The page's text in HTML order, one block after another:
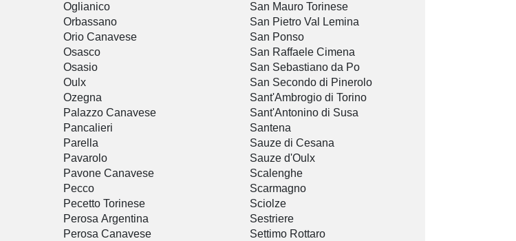
Oglianico
Orbassano
Orio Canavese
Osasco
Osasio
Oulx
Ozegna
Palazzo Canavese
Pancalieri
Parella
Pavarolo
Pavone Canavese
Pecco
Pecetto Torinese
Perosa Argentina
Perosa Canavese
San Mauro Torinese
San Pietro Val Lemina
San Ponso
San Raffaele Cimena
San Sebastiano da Po
San Secondo di Pinerolo
Sant'Ambrogio di Torino
Sant'Antonino di Susa
Santena
Sauze di Cesana
Sauze d'Oulx
Scalenghe
Scarmagno
Sciolze
Sestriere
Settimo Rottaro